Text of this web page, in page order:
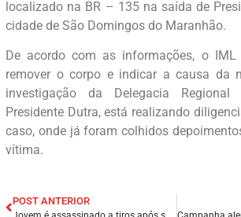
localizado na BR – 135 na saída de
cidade de São Domingos do Maranhão.
De acordo com as informações, o
remover o corpo e indicar a causa da
investigação da Delegacia
Presidente Dutra, está realizando
caso, onde já foram colhidos
vítima.
POST ANTERIOR